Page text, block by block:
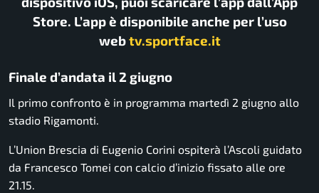
Store. L’app è disponibile anche per l’uso
webtv.sportface.it
Finale d’andata il 2 giugno
Il primo confronto è in programma martedì 2 giugno allo
stadio Rigamonti.
L’Union Brescia di Eugenio Corini ospiterà l’Ascoli guidato
da Francesco Tomei con calcio d’inizio fissato alle ore
21.15.